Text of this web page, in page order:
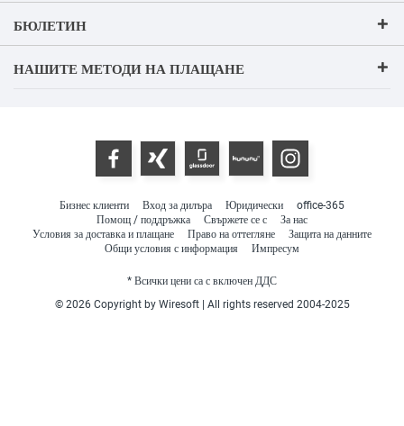
БЮЛЕТИН
НАШИТЕ МЕТОДИ НА ПЛАЩАНЕ
Бизнес клиенти Вход за дилъра Юридически
office-365
Помощ / поддръжка
Свържете се с
За нас
Условия за доставка и плащане
Право на оттегляне
Защита на данните
Общи условия с информация
Импресум
* Всички цени са с включен ДДС
© 2026 Copyright by Wiresoft | All rights reserved 2004-2025